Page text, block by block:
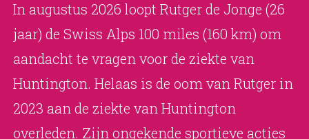
In augustus 2026 loopt Rutger de Jonge (26
jaar) de Swiss Alps 100 miles (160 km) om
aandacht te vragen voor de ziekte van
Huntington. Helaas is de oom van Rutger in
2023 aan de ziekte van Huntington
overleden. Zijn ongekende sportieve acties